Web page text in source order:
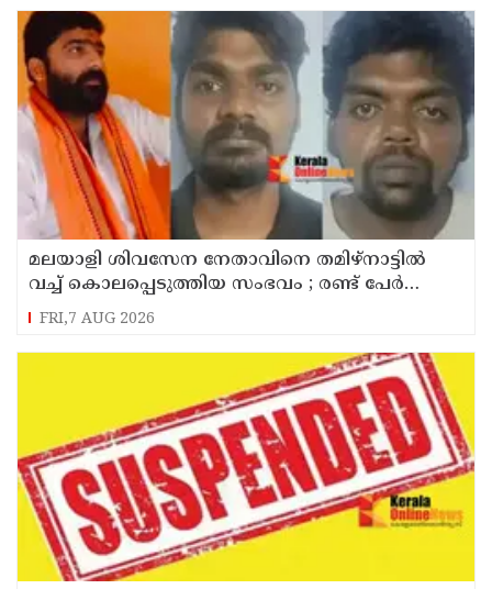
മലയാളി ശിവസേന നേതാവിനെ തമിഴ്നാട്ടിൽ
വച്ച് കൊലപ്പെടുത്തിയ സംഭവം ; രണ്ട് പേർ
പിടിയിൽ
FRI,7 AUG 2026